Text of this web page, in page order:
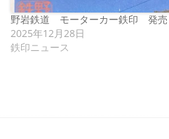
野岩鉄道 モーターカー鉄印 発売
2025年12月28日
鉄印ニュース